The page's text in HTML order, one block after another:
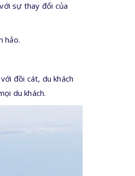
sự thay đổi của
hảo.
đồi cát, du khách
du khách.